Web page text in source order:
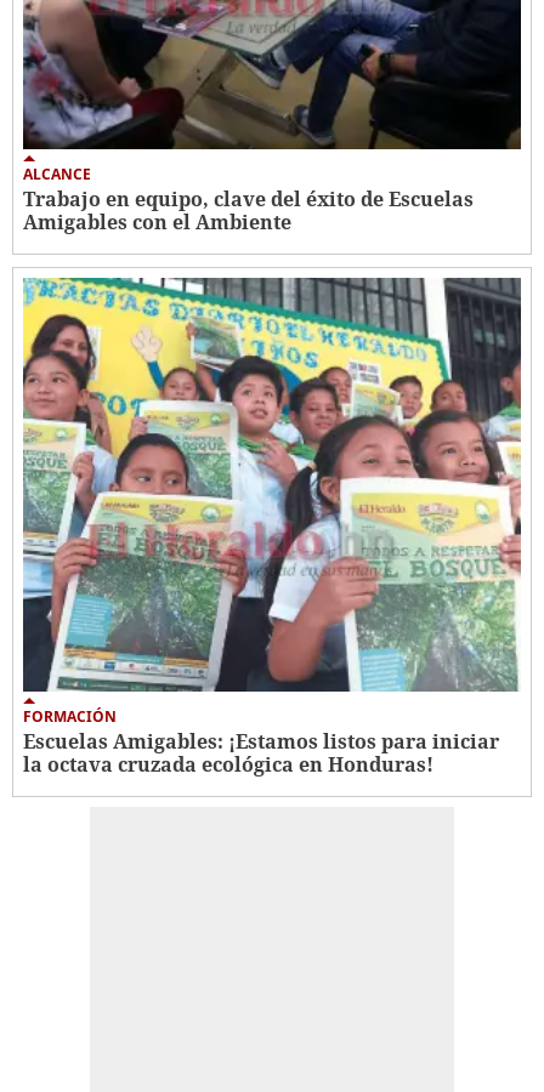
ALCANCE
Trabajo en equipo, clave del éxito de Escuelas
Amigables con el Ambiente
FORMACIÓN
Escuelas Amigables: ¡Estamos listos para iniciar
la octava cruzada ecológica en Honduras!